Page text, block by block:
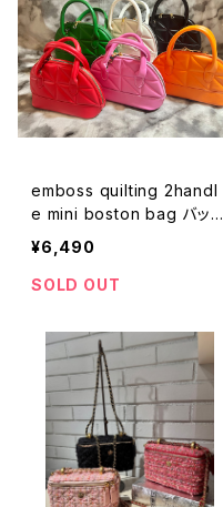
emboss quilting 2handl
e mini boston bag バッグ
かばん ミニバッグ ボストン
キルティング 型押し ストラ
ップ
¥6,490
SOLD OUT